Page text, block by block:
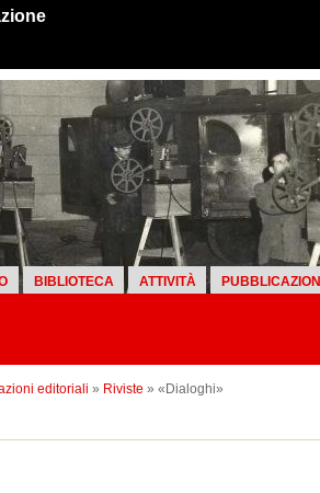
BIBLIOTECA ATTIVITÀ PUBBLICAZIONI
editoriali » Riviste » «Dialoghi»